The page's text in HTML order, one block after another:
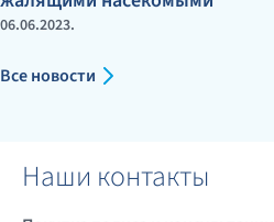
06.06.2023.
Все новости
Наши контакты